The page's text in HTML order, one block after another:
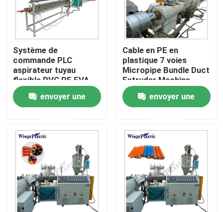
Maison
Produits
Au sujet de nous
Visite d'usine
Contrôle de qualité
Contactez-nous
Système de
commande PLC
aspirateur tuyau
flexible PVC PE EVA
machine d'extrusion
de tuyau en plastique
envoyer une
Cable en PE en
plastique 7 voies
Micropipe Bundle Duct
Extruder Machine
Machine d'extrusion
de tuyaux en plastique
envoyer une